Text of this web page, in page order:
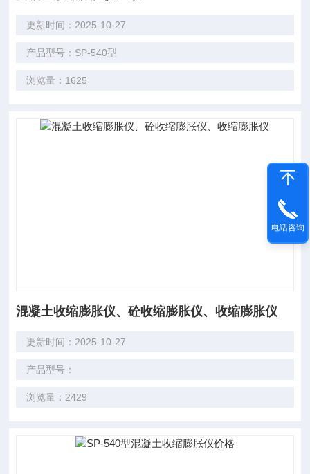
更新时间：2025-10-27
产品型号：SP-540型
浏览量：1625
混凝土收缩膨胀仪、砼收缩膨胀仪、收缩膨胀仪
更新时间：2025-10-27
产品型号：
浏览量：2429
电话咨询